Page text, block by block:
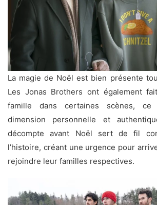
La magie de Noël est bien présente
Les Jonas Brothers ont également
famille dans certaines scènes,
dimension personnelle et
décompte avant Noël sert de fil
l’histoire, créant une urgence pour
rejoindre leur familles respectives.